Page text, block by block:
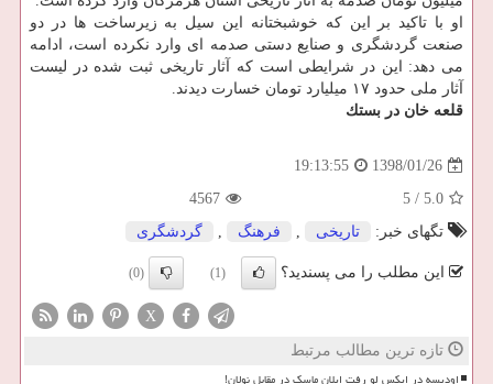
او با تاكید بر این كه خوشبختانه این سیل به زیرساخت ها در دو
صنعت گردشگری و صنایع دستی صدمه ای وارد نكرده است، ادامه
می دهد: این در شرایطی است كه آثار تاریخی ثبت شده در لیست
آثار ملی حدود ۱۷ میلیارد تومان خسارت دیدند.
قلعه خان در بستك
1398/01/26
19:13:55
5.0
/
5
4567
تگهای خبر:
تاریخی , فرهنگ , گردشگری
این مطلب را می پسندید؟ (1)
(0)
X
تازه ترین مطالب مرتبط